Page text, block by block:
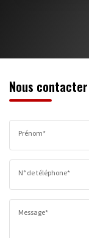
Nous contacter
Prénom*
N° de téléphone*
Message*